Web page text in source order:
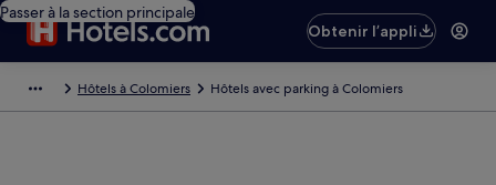
Passer à la section principale
Obtenir l’appli
Hôtels à Colomiers Hôtels avec parking à Colomiers